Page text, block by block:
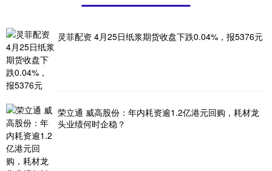
灵菲配资 4月25日纸浆期货收盘下跌0.04%，报5376元
荣立通 威高股份：年内耗资逾1.2亿港元回购，耗材龙
头业绩何时企稳？